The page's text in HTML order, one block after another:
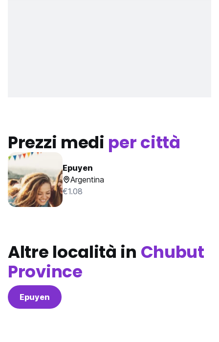
Prezzi medi per città
Epuyen
Argentina
€1.08
Altre località in Chubut
Province
Epuyen